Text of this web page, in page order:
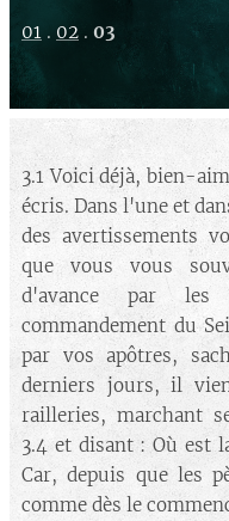
01 . 02 . 03
3.1 Voici déjà, bien-
écris. Dans l'une et
des avertissements
que vous vous
d'avance par
commandement du
par vos apôtres,
derniers jours, il
railleries, marchant
3.4 et disant : Où est
Car, depuis que les
comme dès le